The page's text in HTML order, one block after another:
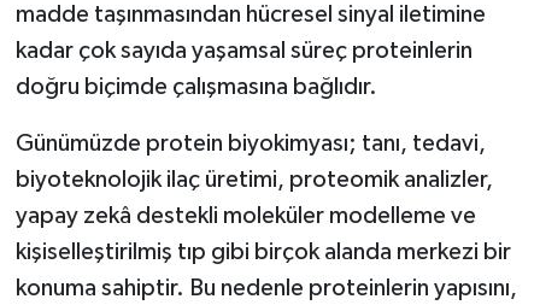
madde taşınmasından hücresel sinyal iletimine
kadar çok sayıda yaşamsal süreç proteinlerin
doğru biçimde çalışmasına bağlıdır.
Günümüzde protein biyokimyası; tanı, tedavi,
biyoteknolojik ilaç üretimi, proteomik analizler,
yapay zekâ destekli moleküler modelleme ve
kişiselleştirilmiş tıp gibi birçok alanda merkezi bir
konuma sahiptir. Bu nedenle proteinlerin yapısını,